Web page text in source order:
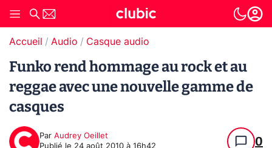
Accueil Audio Casque audio
Funko rend hommage au rock et au
reggae avec une nouvelle gamme de
casques
Par Audrey Oeillet
0